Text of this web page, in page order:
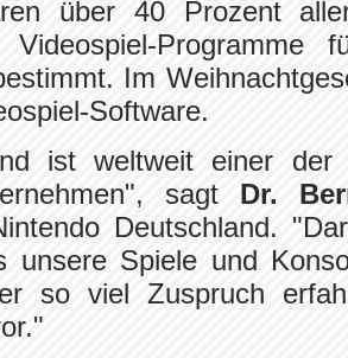
über 40 Prozent
Videospiel-Programme
Im
Software.
ist weltweit einer
sagt Dr.
Deutschland.
unsere Spiele und
so viel Zuspruch